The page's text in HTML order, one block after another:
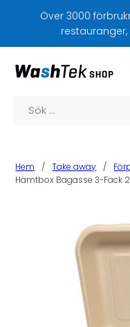
Över 3000
Sök
Hem / Take away /
Hämtbox Bagasse 3-Fack